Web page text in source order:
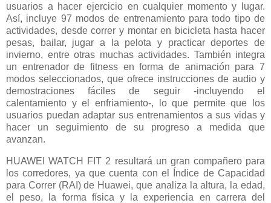
usuarios a hacer ejercicio en cualquier momento y lugar.
Así, incluye 97 modos de entrenamiento para todo tipo de
actividades, desde correr y montar en bicicleta hasta hacer
pesas, bailar, jugar a la pelota y practicar deportes de
invierno, entre otras muchas actividades. También integra
un entrenador de fitness en forma de animación para 7
modos seleccionados, que ofrece instrucciones de audio y
demostraciones fáciles de seguir -incluyendo el
calentamiento y el enfriamiento-, lo que permite que los
usuarios puedan adaptar sus entrenamientos a sus vidas y
hacer un seguimiento de su progreso a medida que
avanzan.
HUAWEI WATCH FIT 2 resultará un gran compañero para
los corredores, ya que cuenta con el Índice de Capacidad
para Correr (RAI) de Huawei, que analiza la altura, la edad,
el peso, la forma física y la experiencia en carrera del